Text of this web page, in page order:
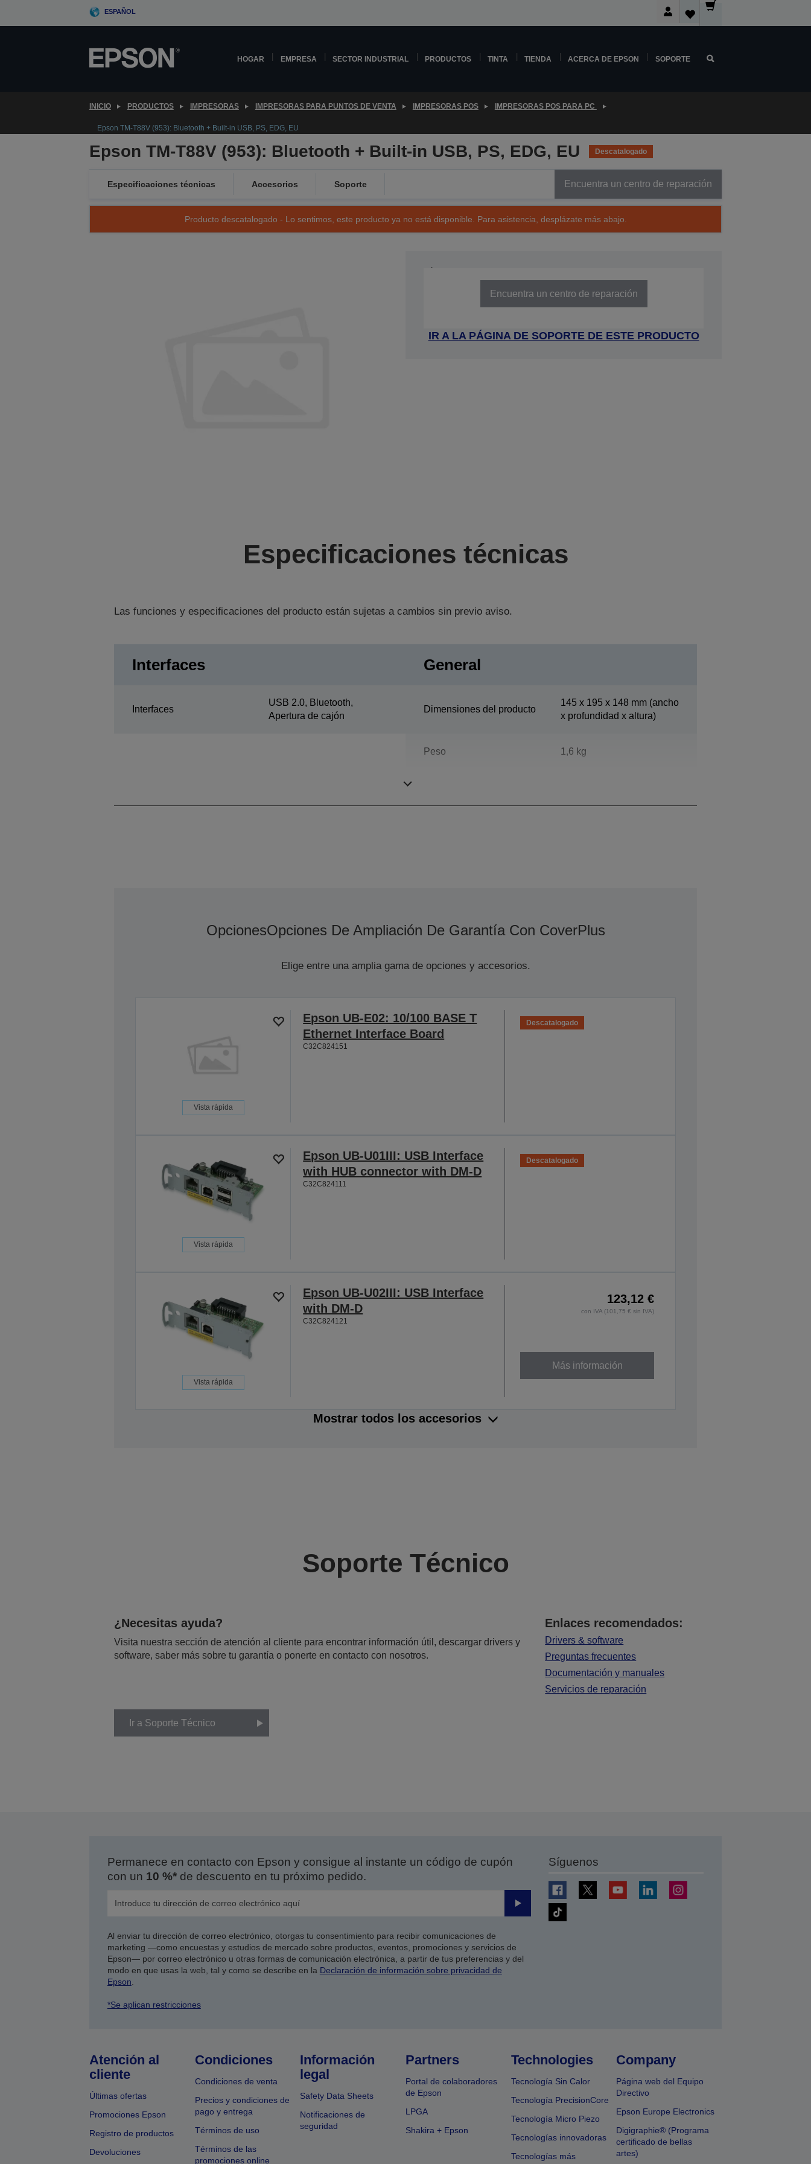
ESPAÑOL
HOGAR EMPRESA SECTOR INDUSTRIAL PRODUCTOS TINTA TIENDA ACERCA DE EPSON SOPORTE
INICIO PRODUCTOS IMPRESORAS IMPRESORAS PARA PUNTOS DE VENTA IMPRESORAS POS IMPRESORAS POS PARA PC
Epson TM-T88V (953): Bluetooth + Built-in USB, PS, EDG, EU
Epson TM-T88V (953): Bluetooth + Built-in USB, PS, EDG, EU Descatalogado
Especificaciones técnicas Accesorios Soporte Encuentra un centro de reparación
Producto descatalogado - Lo sentimos, este producto ya no está disponible. Para asistencia, desplázate más abajo.
Encuentra un centro de reparación
IR A LA PÁGINA DE SOPORTE DE ESTE PRODUCTO
Especificaciones técnicas
Las funciones y especificaciones del producto están sujetas a cambios sin previo aviso.
Interfaces
Interfaces
USB 2.0, Bluetooth,
Apertura de cajón
General
Dimensiones del producto
145‎ x 195 x 148 mm (ancho
x profundidad x altura)
Peso 1,6 kg
OpcionesOpciones De Ampliación De Garantía Con CoverPlus
Elige entre una amplia gama de opciones y accesorios.
Vista rápida
Epson UB-E02: 10/100 BASE T
Ethernet Interface Board
C32C824151
Descatalogado
Vista rápida
Epson UB-U01III: USB Interface
with HUB connector with DM-D
C32C824111
Descatalogado
Vista rápida
Epson UB-U02III: USB Interface
with DM-D
C32C824121
123,12 €
con IVA (101,75 € sin IVA)
Más información
Mostrar todos los accesorios
Soporte Técnico
¿Necesitas ayuda?
Visita nuestra sección de atención al cliente para encontrar información útil, descargar drivers y
software, saber más sobre tu garantía o ponerte en contacto con nosotros.
Enlaces recomendados:
Drivers & software
Preguntas frecuentes
Documentación y manuales
Servicios de reparación
Ir a Soporte Técnico
Permanece en contacto con Epson y consigue al instante un código de cupón
con un 10 %*de descuento en tu próximo pedido.
Enviar
Al enviar tu dirección de correo electrónico, otorgas tu consentimiento para recibir comunicaciones de
marketing —como encuestas y estudios de mercado sobre productos, eventos, promociones y servicios de
Epson— por correo electrónico u otras formas de comunicación electrónica, a partir de tus preferencias y del
modo en que usas la web, tal y como se describe en la Declaración de información sobre privacidad de
Epson
*Se aplican restricciones
Síguenos
Atención al
cliente
Últimas ofertas
Promociones Epson
Registro de productos
Devoluciones
Condiciones
Condiciones de venta
Precios y condiciones de
pago y entrega
Términos de uso
Términos de las
promociones online
Información
legal
Safety Data Sheets
Notificaciones de
seguridad
Partners
Portal de colaboradores
de Epson
LPGA
Shakira + Epson
Technologies
Tecnología Sin Calor
Tecnología PrecisionCore
Tecnología Micro Piezo
Tecnologías innovadoras
Tecnologías más
Company
Página web del Equipo
Directivo
Epson Europe Electronics
Digigraphie® (Programa
certificado de bellas
artes)